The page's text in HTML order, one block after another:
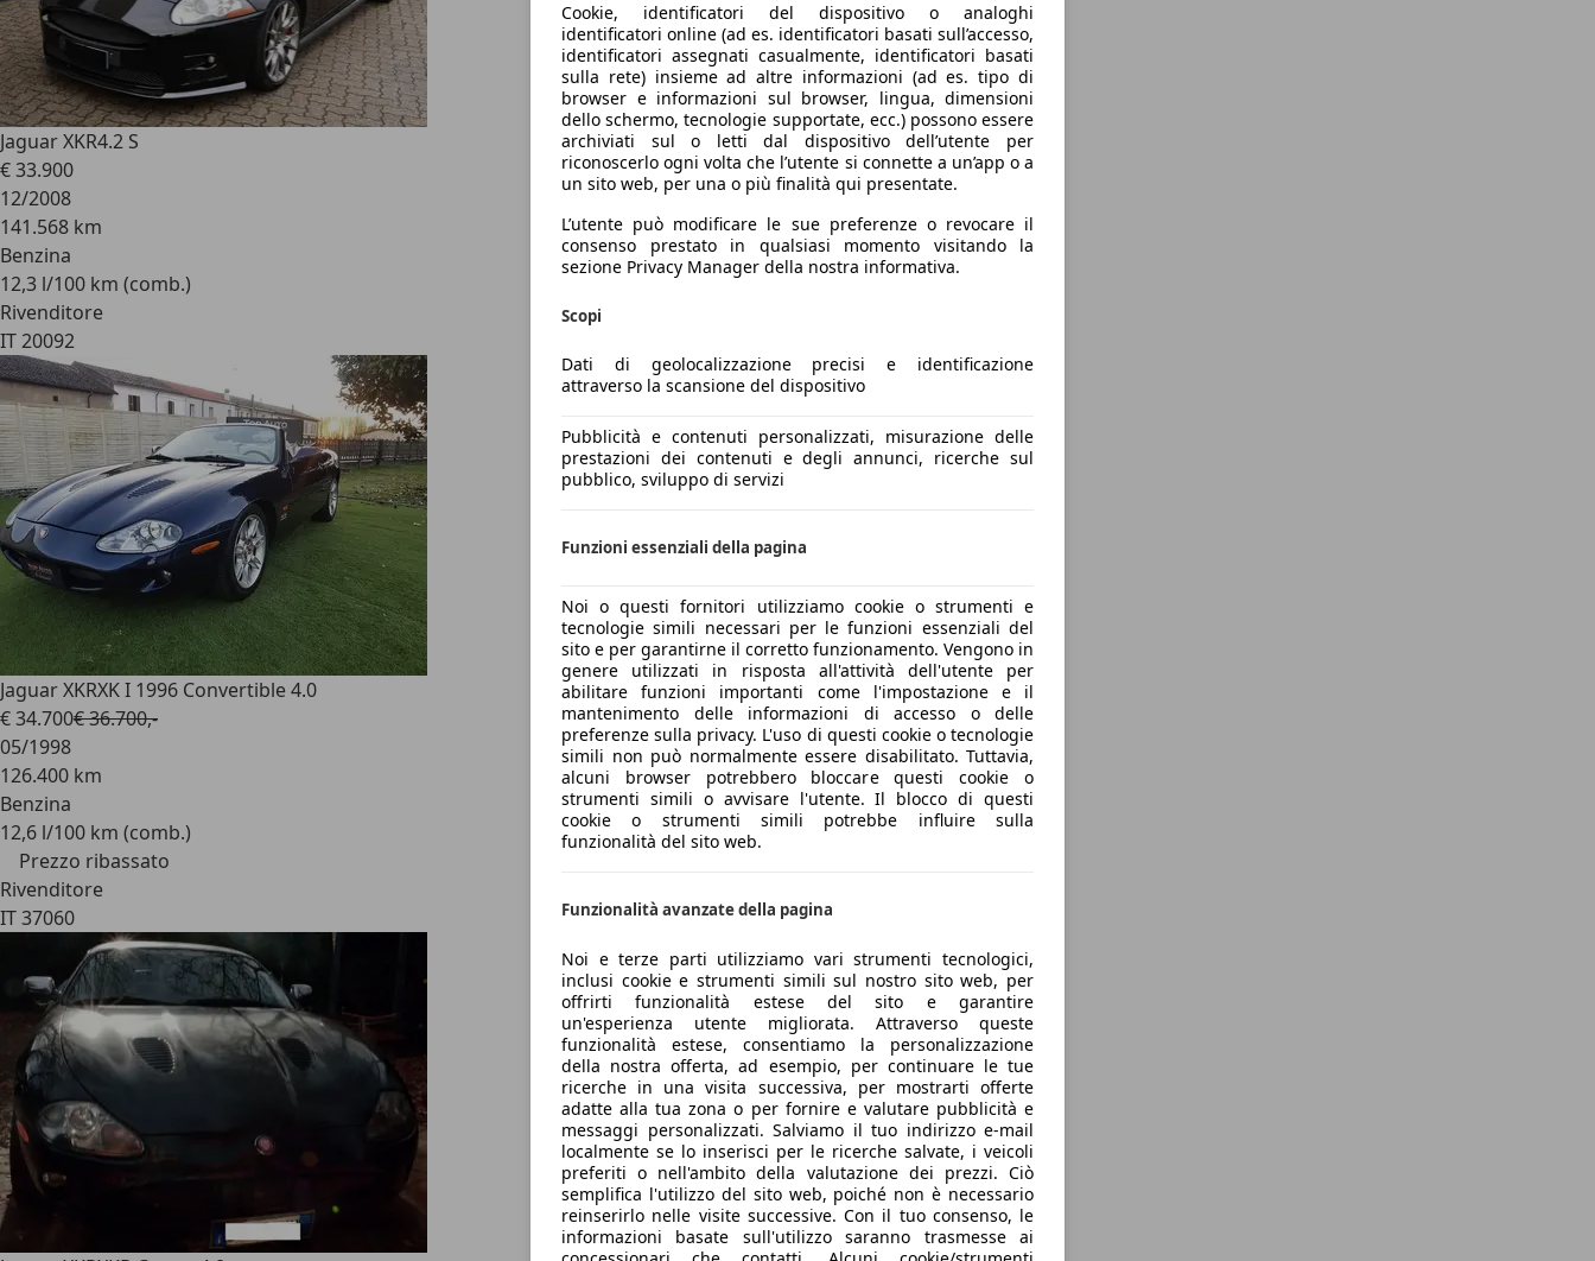
Cookie, identificatori del dispositivo o analoghi
identificatori online (ad es. identificatori basati sull’accesso,
identificatori assegnati casualmente, identificatori basati
sulla rete) insieme ad altre informazioni (ad es. tipo di
browser e informazioni sul browser, lingua, dimensioni
dello schermo, tecnologie supportate, ecc.) possono essere
archiviati sul o letti dal dispositivo dell’utente per
riconoscerlo ogni volta che l’utente si connette a un’app o a
un sito web, per una o più finalità qui presentate.
L’utente può modificare le sue preferenze o revocare il
consenso prestato in qualsiasi momento visitando la
sezione Privacy Manager della nostra informativa.
Scopi
Dati di geolocalizzazione precisi e identificazione
attraverso la scansione del dispositivo
Pubblicità e contenuti personalizzati, misurazione delle
prestazioni dei contenuti e degli annunci, ricerche sul
pubblico, sviluppo di servizi
Funzioni essenziali della pagina
Noi o questi fornitori utilizziamo cookie o strumenti e
tecnologie simili necessari per le funzioni essenziali del
sito e per garantirne il corretto funzionamento. Vengono in
genere utilizzati in risposta all'attività dell'utente per
abilitare funzioni importanti come l'impostazione e il
mantenimento delle informazioni di accesso o delle
preferenze sulla privacy. L'uso di questi cookie o tecnologie
simili non può normalmente essere disabilitato. Tuttavia,
alcuni browser potrebbero bloccare questi cookie o
strumenti simili o avvisare l'utente. Il blocco di questi
cookie o strumenti simili potrebbe influire sulla
funzionalità del sito web.
Funzionalità avanzate della pagina
Noi e terze parti utilizziamo vari strumenti tecnologici,
inclusi cookie e strumenti simili sul nostro sito web, per
offrirti funzionalità estese del sito e garantire
un'esperienza utente migliorata. Attraverso queste
funzionalità estese, consentiamo la personalizzazione
della nostra offerta, ad esempio, per continuare le tue
ricerche in una visita successiva, per mostrarti offerte
adatte alla tua zona o per fornire e valutare pubblicità e
messaggi personalizzati. Salviamo il tuo indirizzo e-mail
localmente se lo inserisci per le ricerche salvate, i veicoli
preferiti o nell'ambito della valutazione dei prezzi. Ciò
semplifica l'utilizzo del sito web, poiché non è necessario
reinserirlo nelle visite successive. Con il tuo consenso, le
informazioni basate sull'utilizzo saranno trasmesse ai
Jaguar XKR4.2 S
€ 33.900
12/2008
141.568 km
Benzina
12,3 l/100 km (comb.)
Rivenditore
IT 20092
Jaguar XKRXK I 1996 Convertible 4.0
€ 34.700€ 36.700,-
05/1998
126.400 km
Benzina
12,6 l/100 km (comb.)
Prezzo ribassato
Rivenditore
IT 37060